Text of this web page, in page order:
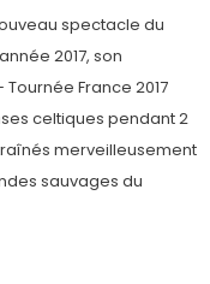
spectacle du
2017, son
France 2017
celtiques pendant 2
merveilleusement
sauvages du